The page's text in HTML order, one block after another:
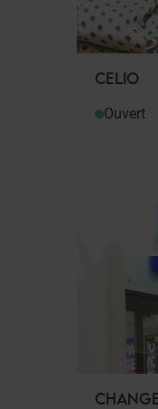
CELIO
Ouvert